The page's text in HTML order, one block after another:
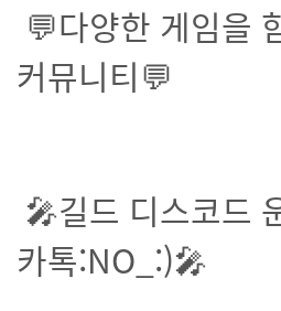
💬다양한 게임을
커뮤니티💬
🎤길드 디스코드
카톡:NO_:)🎤